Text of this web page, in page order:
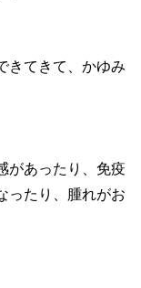
きてきて、かゆみ
があったり、免疫
ったり、腫れがお